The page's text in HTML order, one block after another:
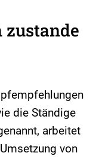
die Ständige
arbeitet
von